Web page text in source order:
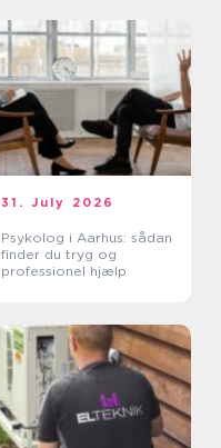
31. July 2026
Psykolog i Aarhus: sådan
finder du tryg og
professionel hjælp